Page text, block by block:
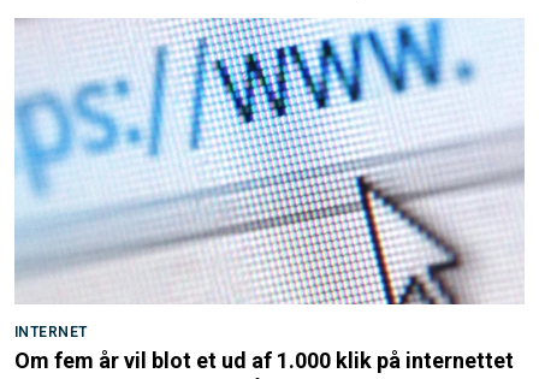
INTERNET
Om fem år vil blot et ud af 1.000 klik på internettet